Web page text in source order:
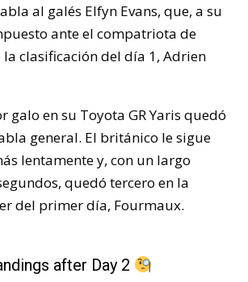
al galés Elfyn Evans, que, a su
ante el compatriota de
clasificación del día 1, Adrien
galo en su Toyota GR Yaris quedó
general. El británico le sigue
lentamente y, con un largo
quedó tercero en la
del primer día, Fourmaux.
after Day 2